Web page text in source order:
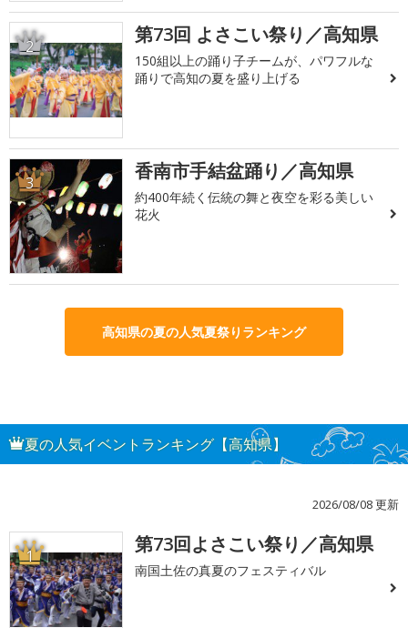
2 第73回 よさこい祭り／高知県
150組以上の踊り子チームが、パワフルな
踊りで高知の夏を盛り上げる
3 香南市手結盆踊り／高知県
約400年続く伝統の舞と夜空を彩る美しい
花火
高知県の夏の人気夏祭りランキング
夏の人気イベントランキング【高知県】
2026/08/08 更新
1 第73回よさこい祭り／高知県
南国土佐の真夏のフェスティバル